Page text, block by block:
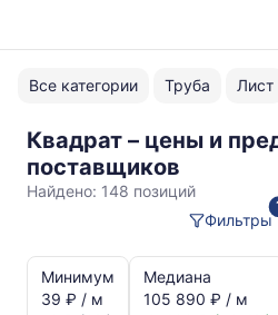
Все категории Труба Лист
Квадрат – цены и
поставщиков
Найдено: 148 позиций
Фильтры
динамика
Минимум
39 ₽ / м
Медиана
105 890 ₽ / м